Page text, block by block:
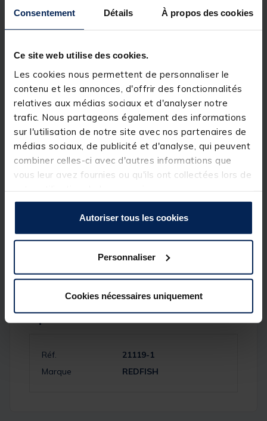
Consentement Détails À propos des cookies
Ce site web utilise des cookies.
Les cookies nous permettent de personnaliser le
contenu et les annonces, d'offrir des fonctionnalités
relatives aux médias sociaux et d'analyser notre
trafic. Nous partageons également des informations
sur l'utilisation de notre site avec nos partenaires de
médias sociaux, de publicité et d'analyse, qui peuvent
combiner celles-ci avec d'autres informations que
vous leur avez fournies ou qu'ils ont collectées lors de
Autoriser tous les cookies
Personnaliser
Cookies nécessaires uniquement
durant vos sessions de
pêche du brochet au vif
Détails
votre pêche passe par la qualité des appâts. Cet
garder dans le meilleur état sanitaire possible
pendant des heures au bord de l'eau. Il est
compatible avec la plupart des seaux viviers du
marché.
Caractéristiques de l'aérateur Redfish AP-
1102
Étanche
Spécifications
Réf.
21119-1
Marque
REDFISH